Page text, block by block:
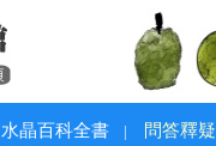
水晶百科全書 | 問答釋疑